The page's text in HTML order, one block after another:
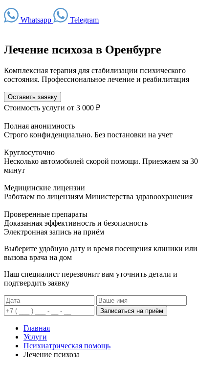
Whatsapp Telegram
Лечение психоза в Оренбурге
Комплексная терапия для стабилизации психического
состояния. Профессиональное лечение и реабилитация
Оставить заявку
Стоимость услуги от 3 000 ₽
Полная анонимность
Строго конфиденциально. Без постановки на учет
Круглосуточно
Несколько автомобилей скорой помощи. Приезжаем за 30
минут
Медицинские лицензии
Работаем по лицензиям Министерства здравоохранения
Проверенные препараты
Доказанная эффективность и безопасность
Электронная запись на приём
Выберите удобную дату и время посещения клиники или
вызова врача на дом
Наш специалист перезвонит вам уточнить детали и
подтвердить заявку
Записаться на приём
Главная
Услуги
Психиатрическая помощь
Лечение психоза